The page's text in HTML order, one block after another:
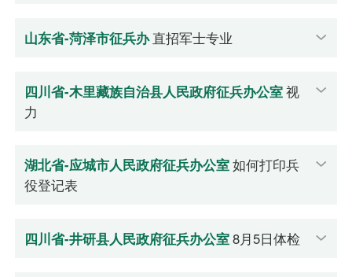
山东省-菏泽市征兵办 直招军士专业
四川省-木里藏族自治县人民政府征兵办公室视
力
湖北省-应城市人民政府征兵办公室如何打印兵
役登记表
四川省-井研县人民政府征兵办公室8月5日体检